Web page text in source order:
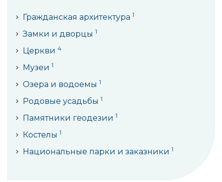
Гражданская архитектура 1
Замки и дворцы 1
Церкви 4
Музеи 1
Озера и водоемы 1
Родовые усадьбы 1
Памятники геодезии 1
Костелы 1
Национальные парки и заказники 1